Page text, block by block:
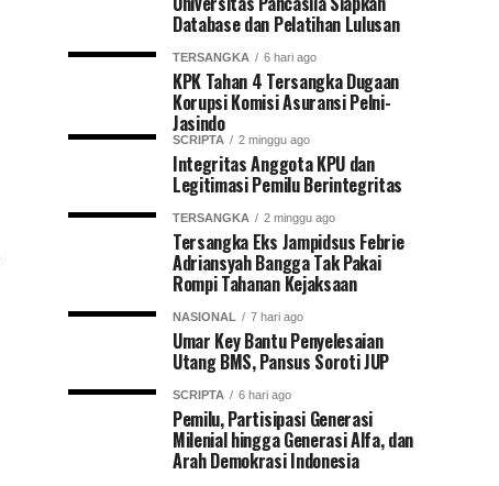
Database dan Pelatihan Lulusan
TERSANGKA 6 hari ago
KPK Tahan 4 Tersangka Dugaan
Korupsi Komisi Asuransi Pelni-
Jasindo
SCRIPTA 2 minggu ago
Integritas Anggota KPU dan
Legitimasi Pemilu Berintegritas
TERSANGKA 2 minggu ago
Tersangka Eks Jampidsus Febrie
Adriansyah Bangga Tak Pakai
Rompi Tahanan Kejaksaan
NASIONAL 7 hari ago
Umar Key Bantu Penyelesaian
Utang BMS, Pansus Soroti JUP
SCRIPTA 6 hari ago
Pemilu, Partisipasi Generasi
Milenial hingga Generasi Alfa, dan
Arah Demokrasi Indonesia